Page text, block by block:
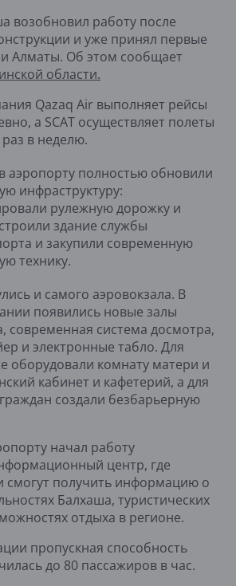
возобновил работу после
и уже принял первые
Алматы. Об этом сообщает
области.
Qazaq Air выполняет рейсы
а SCAT осуществляет полеты
в неделю.
аэропорту полностью обновили
инфраструктуру:
рулежную дорожку и
здание службы
и закупили современную
технику.
и самого аэровокзала. В
появились новые залы
современная система досмотра,
и электронные табло. Для
оборудовали комнату матери и
кабинет и кафетерий, а для
создали безбарьерную
начал работу
центр, где
смогут получить информацию о
Балхаша, туристических
отдыха в регионе.
пропускная способность
до 80 пассажиров в час.